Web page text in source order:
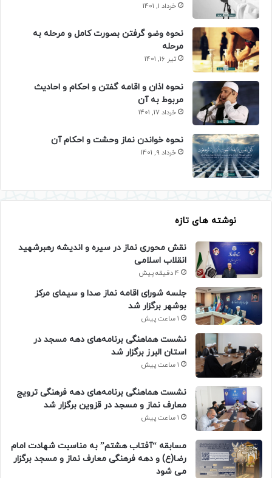
خرداد 1, 1401
نحوه وضو گرفتن بصورت کامل و مرحله به
مرحله
تیر 16, 1401
نحوه اذان و اقامه گفتن و احکام و احادیث
مربوط به آن
خرداد 17, 1401
نحوه خواندن نماز وحشت و احکام آن
خرداد 9, 1401
نوشته های تازه
نقش محوری نماز در سیره و اندیشه رهبرشهید
انقلاب اسلامی
4 دقیقه پیش
جلسه شورای اقامه نماز صدا و سیمای مرکز
بوشهر برگزار شد
1 ساعت پیش
نشست هماهنگی برنامه‌های دهه مسجد در
استان البرز برگزار شد
1 ساعت پیش
نشست هماهنگی برنامه‌های دهه فرهنگی ترویج
معارف نماز و مسجد در قزوین برگزار شد
1 ساعت پیش
مسابقه “آفتاب هشتم” به مناسبت شهادت امام
رضا(ع) و دهه فرهنگی معارف نماز و مسجد برگزار
می شود